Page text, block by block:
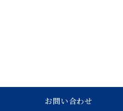
お問い合わせ